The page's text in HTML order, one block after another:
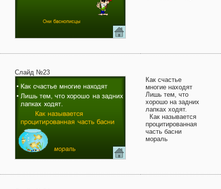
Слайд №23
Как счастье
многие находят
Лишь тем, что
хорошо на задних
лапках ходят.
Как называется
процитированная
часть басни
мораль